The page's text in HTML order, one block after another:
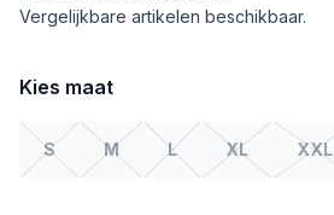
Vergelijkbare artikelen beschikbaar.
Kies maat
S M L XL XXL